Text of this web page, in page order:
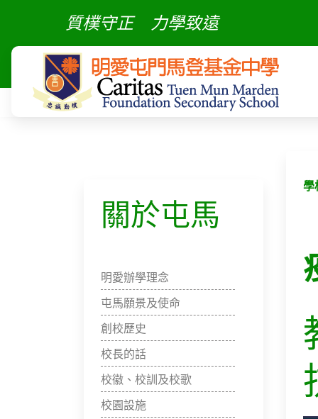
質樸守正 力學致遠
關於屯馬
明愛辦學理念
屯馬願景及使命​
創校歷史
校長的話
校徽、校訓及校歌
校園設施
學